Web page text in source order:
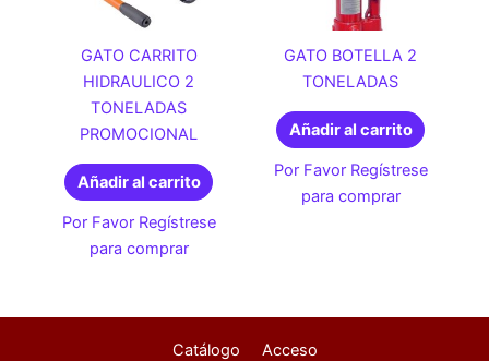
GATO CARRITO
HIDRAULICO 2
TONELADAS
PROMOCIONAL
Añadir al carrito
Por Favor Regístrese
para comprar
GATO BOTELLA 2
TONELADAS
Añadir al carrito
Por Favor Regístrese
para comprar
Catálogo Acceso